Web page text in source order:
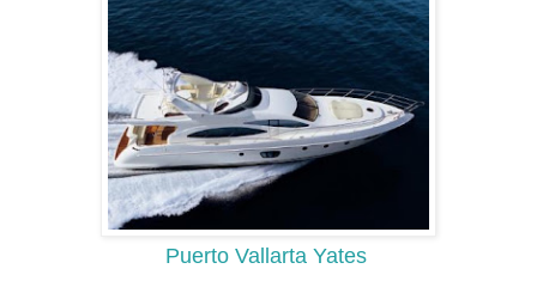
Puerto Vallarta Yates